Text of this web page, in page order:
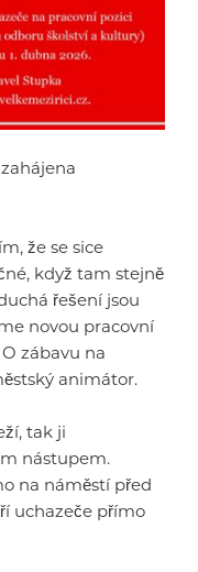
že se sice
když tam stejně
řešení jsou
novou pracovní
zábavu na
animátor.
tak ji
nástupem.
na náměstí před
uchazeče přímo